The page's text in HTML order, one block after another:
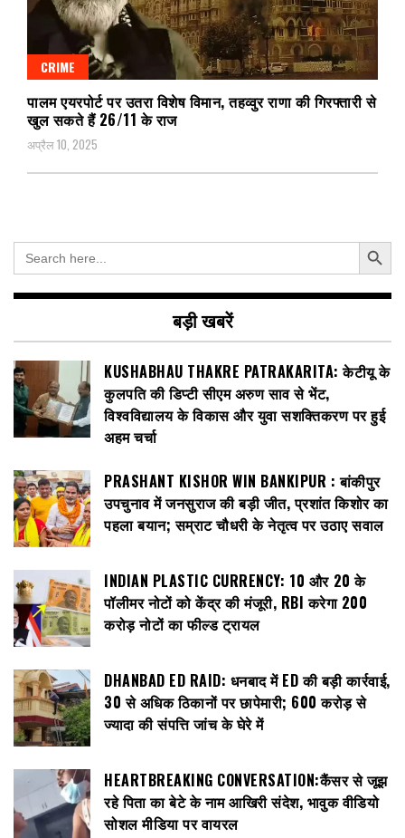
CRIME
पालम एयरपोर्ट पर उतरा विशेष विमान, तहव्वुर राणा की गिरफ्तारी से
खुल सकते हैं 26/11 के राज
अप्रैल 10, 2025
Search
for:
Search Button
बड़ी खबरें
KUSHABHAU THAKRE PATRAKARITA: केटीयू के
कुलपति की डिप्टी सीएम अरुण साव से भेंट,
विश्वविद्यालय के विकास और युवा सशक्तिकरण पर हुई
अहम चर्चा
PRASHANT KISHOR WIN BANKIPUR : बांकीपुर
उपचुनाव में जनसुराज की बड़ी जीत, प्रशांत किशोर का
पहला बयान; सम्राट चौधरी के नेतृत्व पर उठाए सवाल
INDIAN PLASTIC CURRENCY: ₹10 और ₹20 के
पॉलीमर नोटों को केंद्र की मंजूरी, RBI करेगा 200
करोड़ नोटों का फील्ड ट्रायल
DHANBAD ED RAID: धनबाद में ED की बड़ी कार्रवाई,
30 से अधिक ठिकानों पर छापेमारी; 600 करोड़ से
ज्यादा की संपत्ति जांच के घेरे में
HEARTBREAKING CONVERSATION:कैंसर से जूझ
रहे पिता का बेटे के नाम आखिरी संदेश, भावुक वीडियो
सोशल मीडिया पर वायरल